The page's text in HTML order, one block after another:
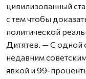
цивилизованный
с тем чтобы
политической
Дитятев. — С одной
недавним
явкой и 99-